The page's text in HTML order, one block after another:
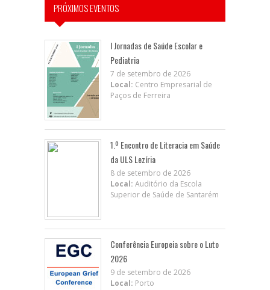
PRÓXIMOS EVENTOS
I Jornadas de Saúde Escolar e
Pediatria
7 de setembro de 2026
Local: Centro Empresarial de
Paços de Ferreira
1.º Encontro de Literacia em Saúde
da ULS Lezíria
8 de setembro de 2026
Local: Auditório da Escola
Superior de Saúde de Santarém
Conferência Europeia sobre o Luto
2026
9 de setembro de 2026
Local: Porto